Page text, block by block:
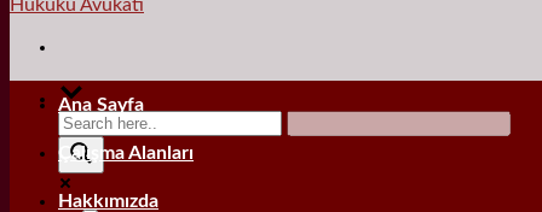
Ana Sayfa
Çalışma Alanları
Hakkımızda